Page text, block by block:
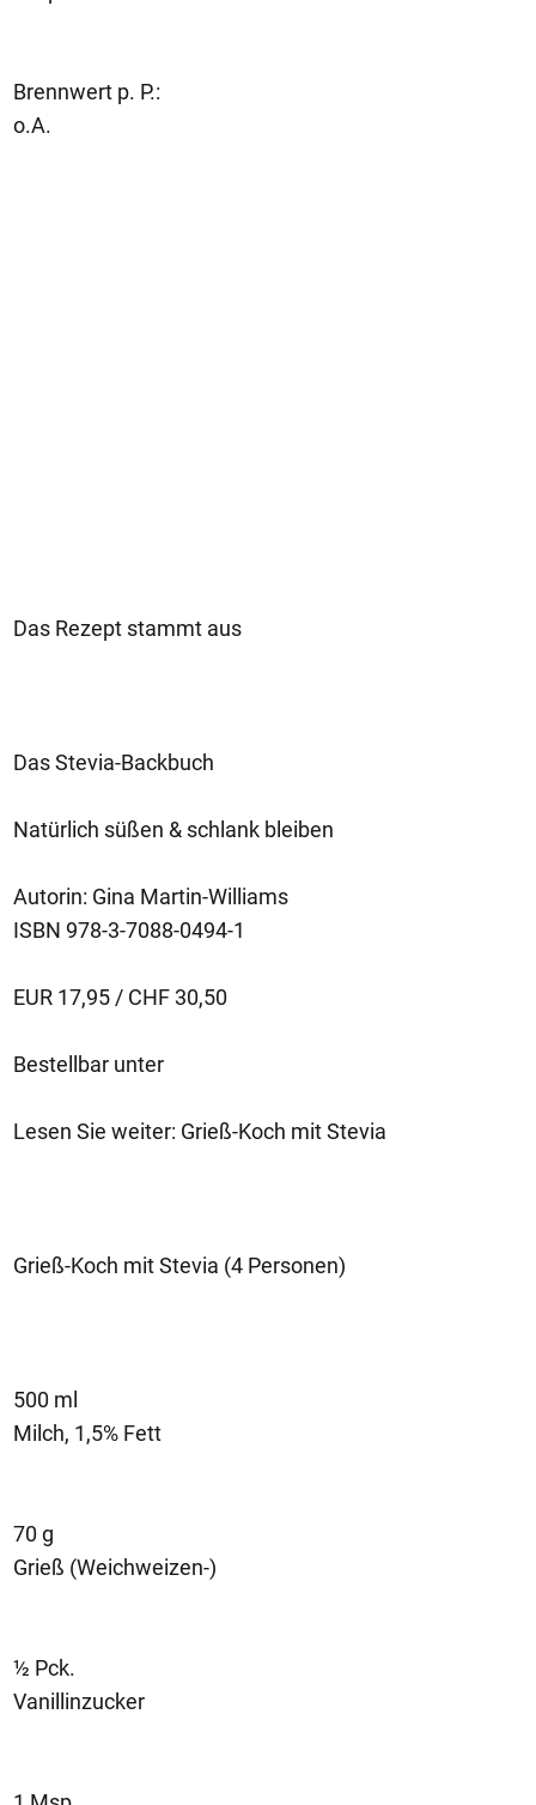
Brennwert p. P.:
o.A.
Das Rezept stammt aus
Das Stevia-Backbuch
Natürlich süßen & schlank bleiben
Autorin: Gina Martin-Williams
ISBN 978-3-7088-0494-1
EUR 17,95 / CHF 30,50
Bestellbar unter
Lesen Sie weiter: Grieß-Koch mit Stevia
Grieß-Koch mit Stevia (4 Personen)
500 ml
Milch, 1,5% Fett
70 g
Grieß (Weichweizen-)
½ Pck.
Vanillinzucker